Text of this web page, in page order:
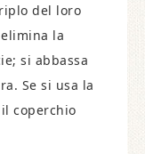
del loro
la
si abbassa
Se si usa la
coperchio